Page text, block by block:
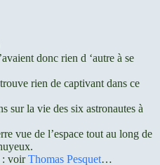
donc rien d ‘autre à se
rien de captivant dans ce
sur la vie des six astronautes à
vue de l’espace tout au long de
: voirThomas Pesquet…